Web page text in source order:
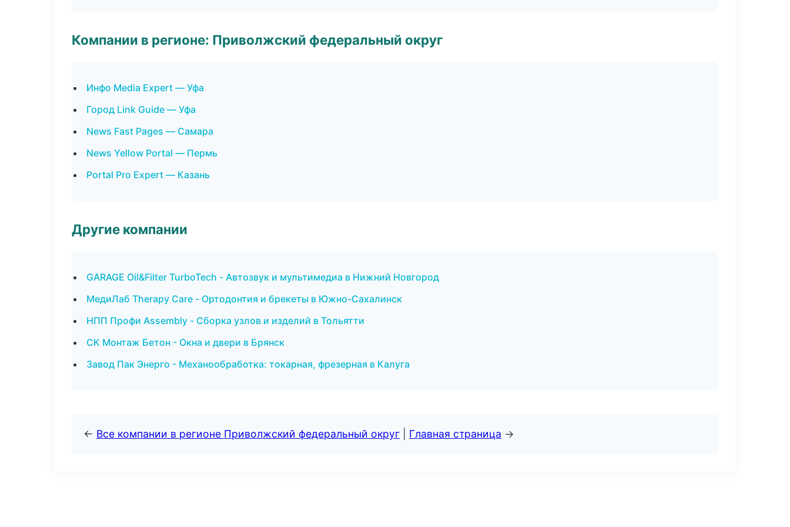
Компании в регионе: Приволжский федеральный округ
Инфо Media Expert — Уфа
Город Link Guide — Уфа
News Fast Pages — Самара
News Yellow Portal — Пермь
Portal Pro Expert — Казань
Другие компании
GARAGE Oil&Filter TurboTech - Автозвук и мультимедиа в Нижний Новгород
МедиЛаб Therapy Care - Ортодонтия и брекеты в Южно-Сахалинск
НПП Профи Assembly - Сборка узлов и изделий в Тольятти
СК Монтаж Бетон - Окна и двери в Брянск
Завод Пак Энерго - Механообработка: токарная, фрезерная в Калуга
← Все компании в регионе Приволжский федеральный округ Главная страница →